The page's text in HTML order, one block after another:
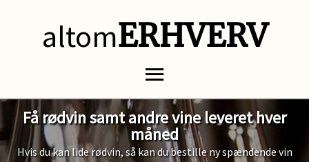
altomERHVERV
Få rødvin samt andre vine leveret hver
måned
Hvis du kan lide rødvin, så kan du bestille ny spændende vin